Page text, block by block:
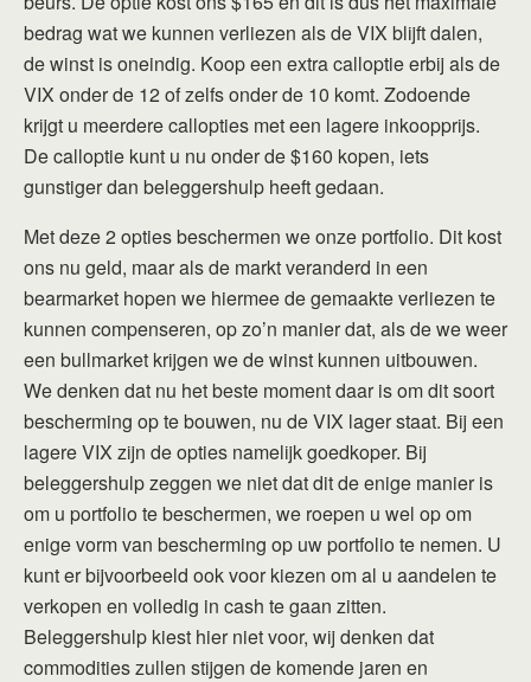
bedrag wat we kunnen verliezen als de VIX blijft dalen,
de winst is oneindig. Koop een extra calloptie erbij als de
VIX onder de 12 of zelfs onder de 10 komt. Zodoende
krijgt u meerdere callopties met een lagere inkoopprijs.
De calloptie kunt u nu onder de $160 kopen, iets
gunstiger dan beleggershulp heeft gedaan.
Met deze 2 opties beschermen we onze portfolio. Dit kost
ons nu geld, maar als de markt veranderd in een
bearmarket hopen we hiermee de gemaakte verliezen te
kunnen compenseren, op zo’n manier dat, als de we weer
een bullmarket krijgen we de winst kunnen uitbouwen.
We denken dat nu het beste moment daar is om dit soort
bescherming op te bouwen, nu de VIX lager staat. Bij een
lagere VIX zijn de opties namelijk goedkoper. Bij
beleggershulp zeggen we niet dat dit de enige manier is
om u portfolio te beschermen, we roepen u wel op om
enige vorm van bescherming op uw portfolio te nemen. U
kunt er bijvoorbeeld ook voor kiezen om al u aandelen te
verkopen en volledig in cash te gaan zitten.
Beleggershulp kiest hier niet voor, wij denken dat
commodities zullen stijgen de komende jaren en